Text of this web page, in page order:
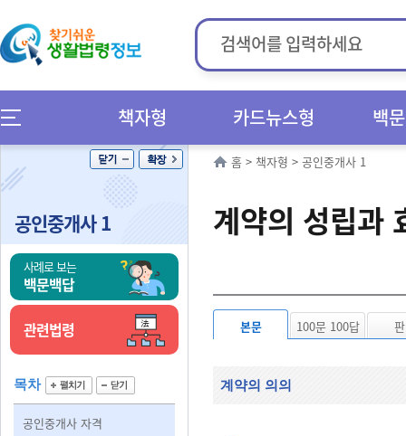
책자형 카드뉴스형 백
공인중개사 1
사례로 보는
백문백답
관련법령
목차
공인중개사 자격
홈 > 책자형 > 공인중개사 1
계약의 성립과
본문 100문 100답
계약의 의의